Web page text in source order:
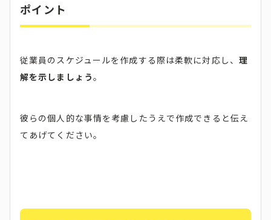
ポイント
従業員のスケジュールを作成する際は柔軟に対応し、 理
解を示しましょう。
彼らの個人的な事情を考慮したうえで作成できると伝え
てあげてください。